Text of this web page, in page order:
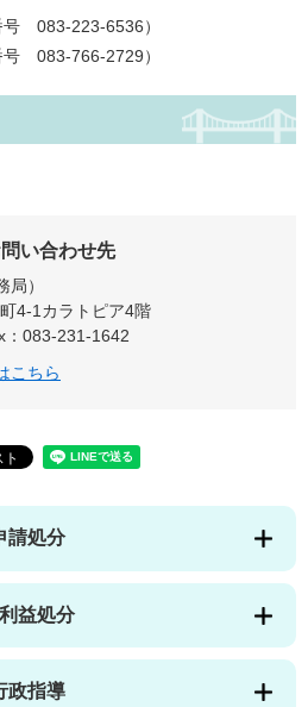
223-6536）
号 083-766-2729）
い合わせ先
局
4-1カラトピア4階
：083-231-1642
こちら
請処分
益処分
政指導